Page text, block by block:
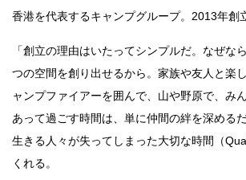
香港を代表するキャンプグループ。2013年創
「創立の理由はいたってシンプルだ。なぜな
つの空間を創り出せるから。家族や友人と楽
ャンプファイアーを囲んで、山や野原で、み
あって過ごす時間は、単に仲間の絆を深める
生きる人々が失ってしまった大切な時間（
くれる。